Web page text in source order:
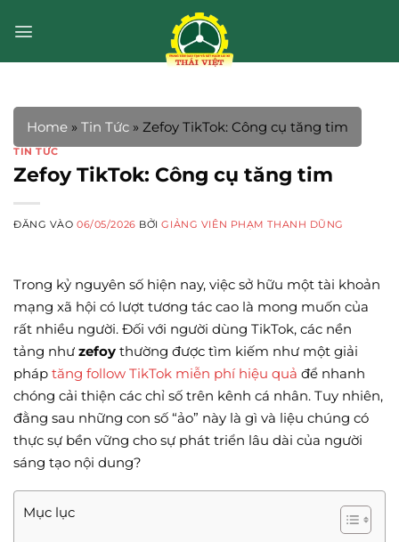
qua
Home » Tin Tức » Zefoy TikTok: Công cụ tăng tim
TIN TỨC
Zefoy TikTok: Công cụ tăng tim
ĐĂNG VÀO06/05/2026 BỞIGIẢNG VIÊN PHẠM THANH DŨNG
Trong kỷ nguyên số hiện nay, việc sở hữu một tài khoản
mạng xã hội có lượt tương tác cao là mong muốn của
rất nhiều người. Đối với người dùng TikTok, các nền
tảng như zefoy thường được tìm kiếm như một giải
pháp tăng follow TikTok miễn phí hiệu quả để nhanh
chóng cải thiện các chỉ số trên kênh cá nhân. Tuy nhiên,
đằng sau những con số “ảo” này là gì và liệu chúng có
thực sự bền vững cho sự phát triển lâu dài của người
sáng tạo nội dung?
Mục lục